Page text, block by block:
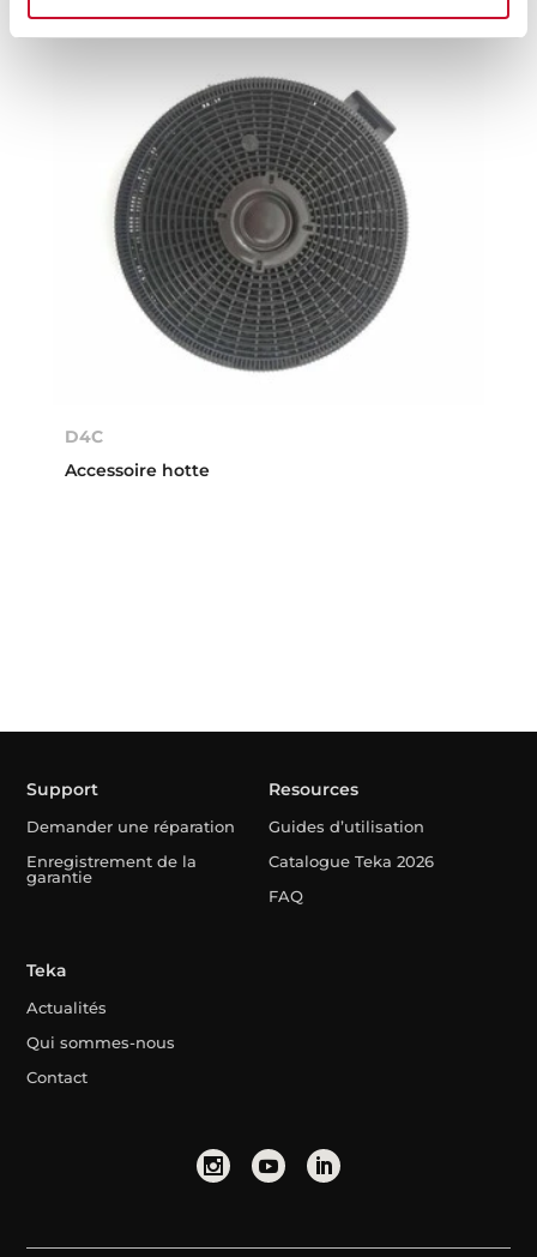
D4C
Accessoire hotte
Support
Demander une réparation
Enregistrement de la
garantie
Resources
Guides d’utilisation
Catalogue Teka 2026
FAQ
Teka
Actualités
Qui sommes-nous
Contact